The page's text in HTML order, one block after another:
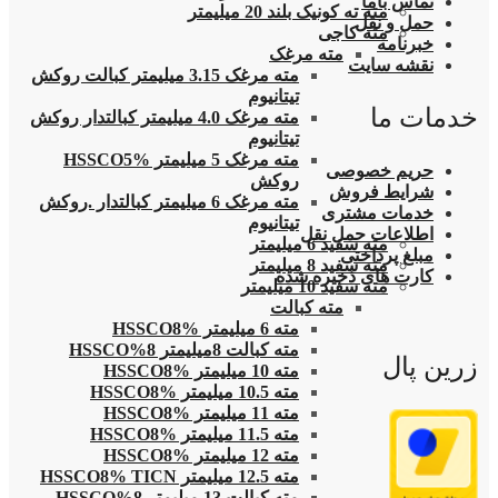
مته ته کونیک بلند 20 میلیمتر
مته کاجی
مته مرغک
مته مرغک 3.15 میلیمتر کبالت روکش
تیتانیوم
مته مرغک 4.0 میلیمتر کبالتدار روکش
تیتانیوم
مته مرغک 5 میلیمتر HSSCO5%
روکش
مته مرغک 6 میلیمتر کبالتدار .روکش
تیتانیوم
مته سفید 6 میلیمتر
مته سفید 8 میلیمتر
مته سفید 10 میلیمتر
مته کبالت
مته 6 میلیمتر HSSCO8%
مته کبالت 8میلیمتر 8%HSSCO
مته 10 میلیمتر HSSCO8%
مته 10.5 میلیمتر HSSCO8%
مته 11 میلیمتر HSSCO8%
مته 11.5 میلیمتر HSSCO8%
مته 12 میلیمتر HSSCO8%
مته 12.5 میلیمتر HSSCO8% TICN
حمل و نقل
خبرنامه
نقشه سایت
خدمات ما
حریم خصوصی
شرایط فروش
خدمات مشتری
اطلاعات حمل نقل
مبلغ پرداختی
کارت های ذخیره شده
زرین پال